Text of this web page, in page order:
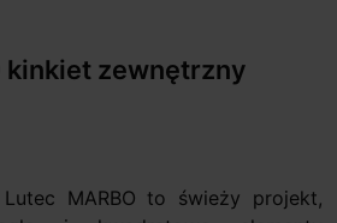
kinkiet zewnętrzny
MARBO to świeży projekt,